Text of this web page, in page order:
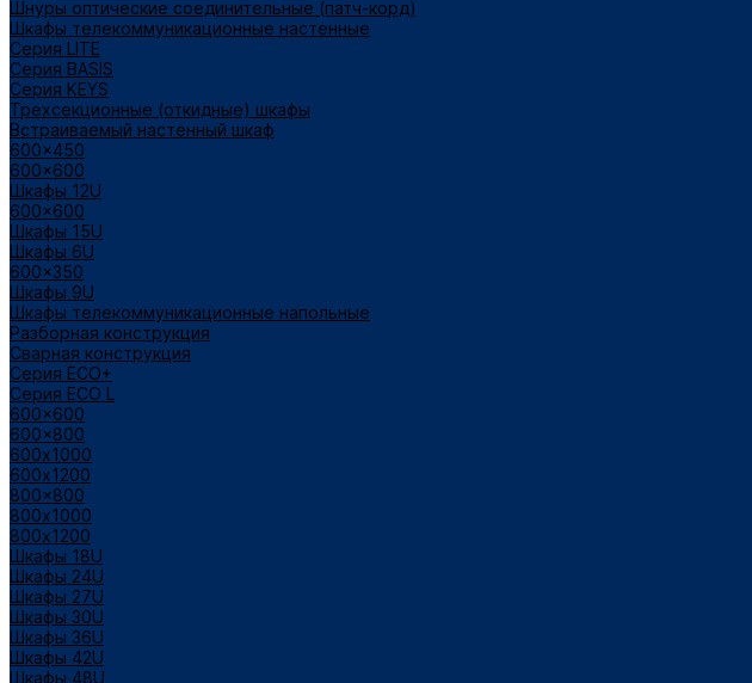
Шнуры оптические соединительные (патч-корд)
Шкафы телекоммуникационные настенные
Cерия LITE
Cерия BASIS
Cерия KEYS
Трехсекционные (откидные) шкафы
Встраиваемый настенный шкаф
600x450
600x600
Шкафы 12U
600x600
Шкафы 15U
Шкафы 6U
600x350
Шкафы 9U
Шкафы телекоммуникационные напольные
Разборная конструкция
Сварная конструкция
Серия ECO+
Серия ECO L
600x600
600x800
600х1000
600х1200
800x800
800х1000
800х1200
Шкафы 18U
Шкафы 24U
Шкафы 27U
Шкафы 30U
Шкафы 36U
Шкафы 42U
Шкафы 48U